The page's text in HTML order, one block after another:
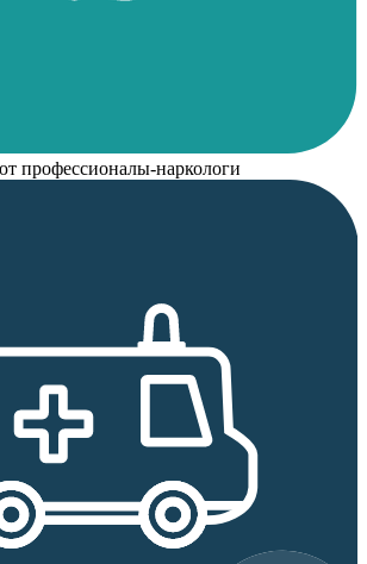
профессионалы-наркологи